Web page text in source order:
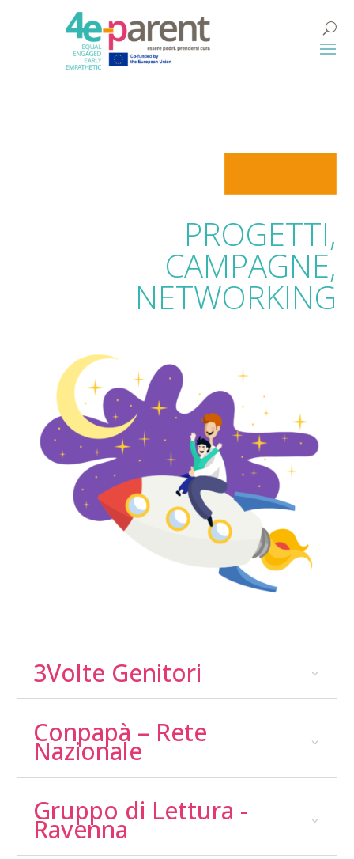
PROGETTI,
CAMPAGNE,
NETWORKING
3Volte Genitori
Conpapà – Rete
Nazionale
Gruppo di Lettura -
Ravenna